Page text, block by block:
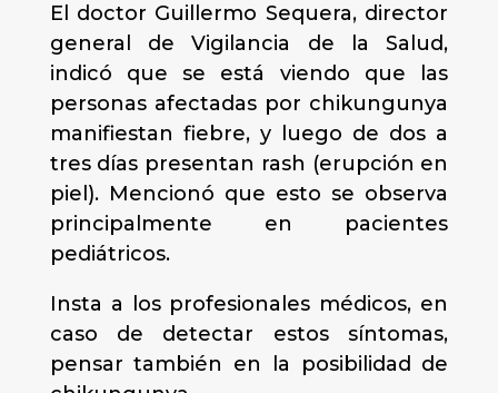
El doctor Guillermo Sequera, director
general de Vigilancia de la Salud,
indicó que se está viendo que las
personas afectadas por chikungunya
manifiestan fiebre, y luego de dos a
tres días presentan rash (erupción en
piel). Mencionó que esto se observa
principalmente en pacientes
pediátricos.
Insta a los profesionales médicos, en
caso de detectar estos síntomas,
pensar también en la posibilidad de